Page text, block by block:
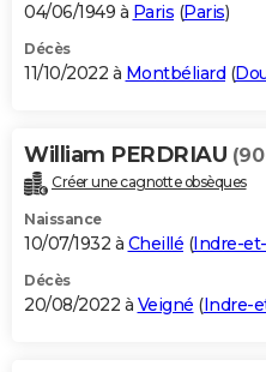
04/06/1949 à Paris (Paris)
Décès
11/10/2022 à Montbéliard (
William PERDRIAU
Créer une cagnotte obsèques
Naissance
10/07/1932 à Cheillé (Indre-
Décès
20/08/2022 à Veigné (Indre-